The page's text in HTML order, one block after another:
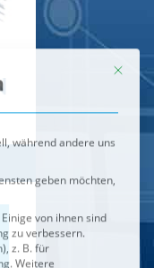
IM BRENNPUNKT
geben möchten,
von ihnen sind
z. B. für
.
erteilt werden